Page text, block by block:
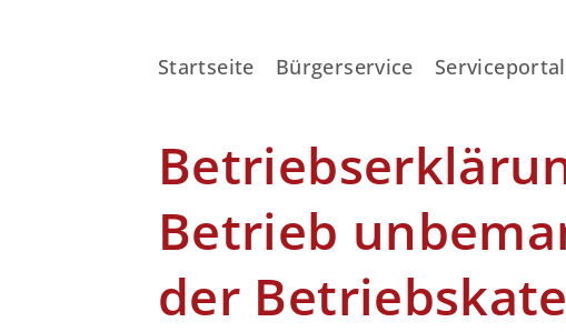
Startseite Bürgerservice Serviceportal
Betrieb
der